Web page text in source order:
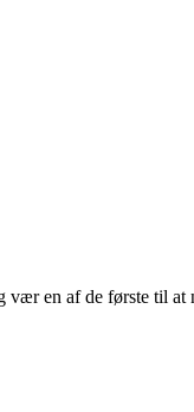
vær en af de første til at